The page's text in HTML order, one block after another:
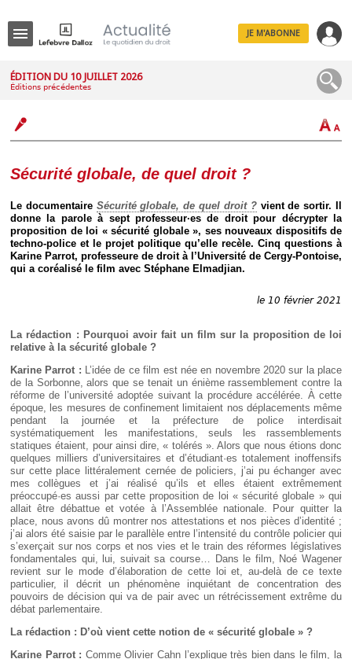
IT
JE M'ABONNE
ÉDITION DU 10 JUILLET 2026
Éditions précédentes
Sécurité globale, de quel droit ?
Le documentaire Sécurité globale, de quel droit ?vient de sortir. Il
donne la parole à sept professeur·es de droit pour décrypter la
proposition de loi « sécurité globale », ses nouveaux dispositifs de
techno-police et le projet politique qu’elle recèle. Cinq questions à
Karine Parrot, professeure de droit à l’Université de Cergy-Pontoise,
qui a coréalisé le film avec Stéphane Elmadjian.
le 10 février 2021
La rédaction : Pourquoi avoir fait un film sur la proposition de loi
relative à la sécurité globale ?
Karine Parrot :
L’idée de ce film est née en novembre 2020 sur la place
de la Sorbonne, alors que se tenait un énième rassemblement contre la
réforme de l’université adoptée suivant la procédure accélérée. À cette
époque, les mesures de confinement limitaient nos déplacements même
pendant la journée et la préfecture de police interdisait
systématiquement les manifestations, seuls les rassemblements
statiques étaient, pour ainsi dire, « tolérés ». Alors que nous étions donc
quelques milliers d’universitaires et d’étudiant·es totalement inoffensifs
sur cette place littéralement cernée de policiers, j’ai pu échanger avec
mes collègues et j’ai réalisé qu’ils et elles étaient extrêmement
préoccupé·es aussi par cette proposition de loi « sécurité globale » qui
allait être débattue et votée à l’Assemblée nationale. Pour quitter la
place, nous avons dû montrer nos attestations et nos pièces d’identité ;
j’ai alors été saisie par le parallèle entre l’intensité du contrôle policier qui
s’exerçait sur nos corps et nos vies et le train des réformes législatives
fondamentales qui, lui, suivait sa course… Dans le film, Noé Wagener
revient sur le mode d’élaboration de cette loi et, au-delà de ce texte
particulier, il décrit un phénomène inquiétant de concentration des
pouvoirs de décision qui va de pair avec un rétrécissement extrême du
débat parlementaire.
La rédaction : D’où vient cette notion de « sécurité globale » ?
Karine Parrot : Comme Olivier Cahn l’explique très bien dans le film, la